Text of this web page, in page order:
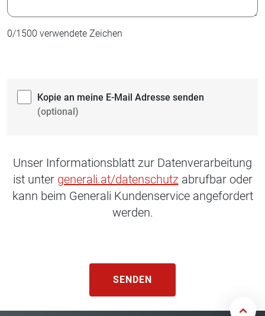
0/1500 verwendete Zeichen
Kopie an meine E-Mail Adresse senden
(optional)
Unser Informationsblatt zur Datenverarbeitung
ist unter generali.at/datenschutz abrufbar oder
kann beim Generali Kundenservice angefordert
werden.
SENDEN